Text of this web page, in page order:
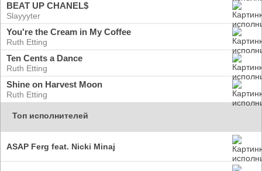
BEAT UP CHANEL$
Slayyyter
You're the Cream in My Coffee
Ruth Etting
Ten Cents a Dance
Ruth Etting
Shine on Harvest Moon
Ruth Etting
Топ исполнителей
ASAP Ferg feat. Nicki Minaj